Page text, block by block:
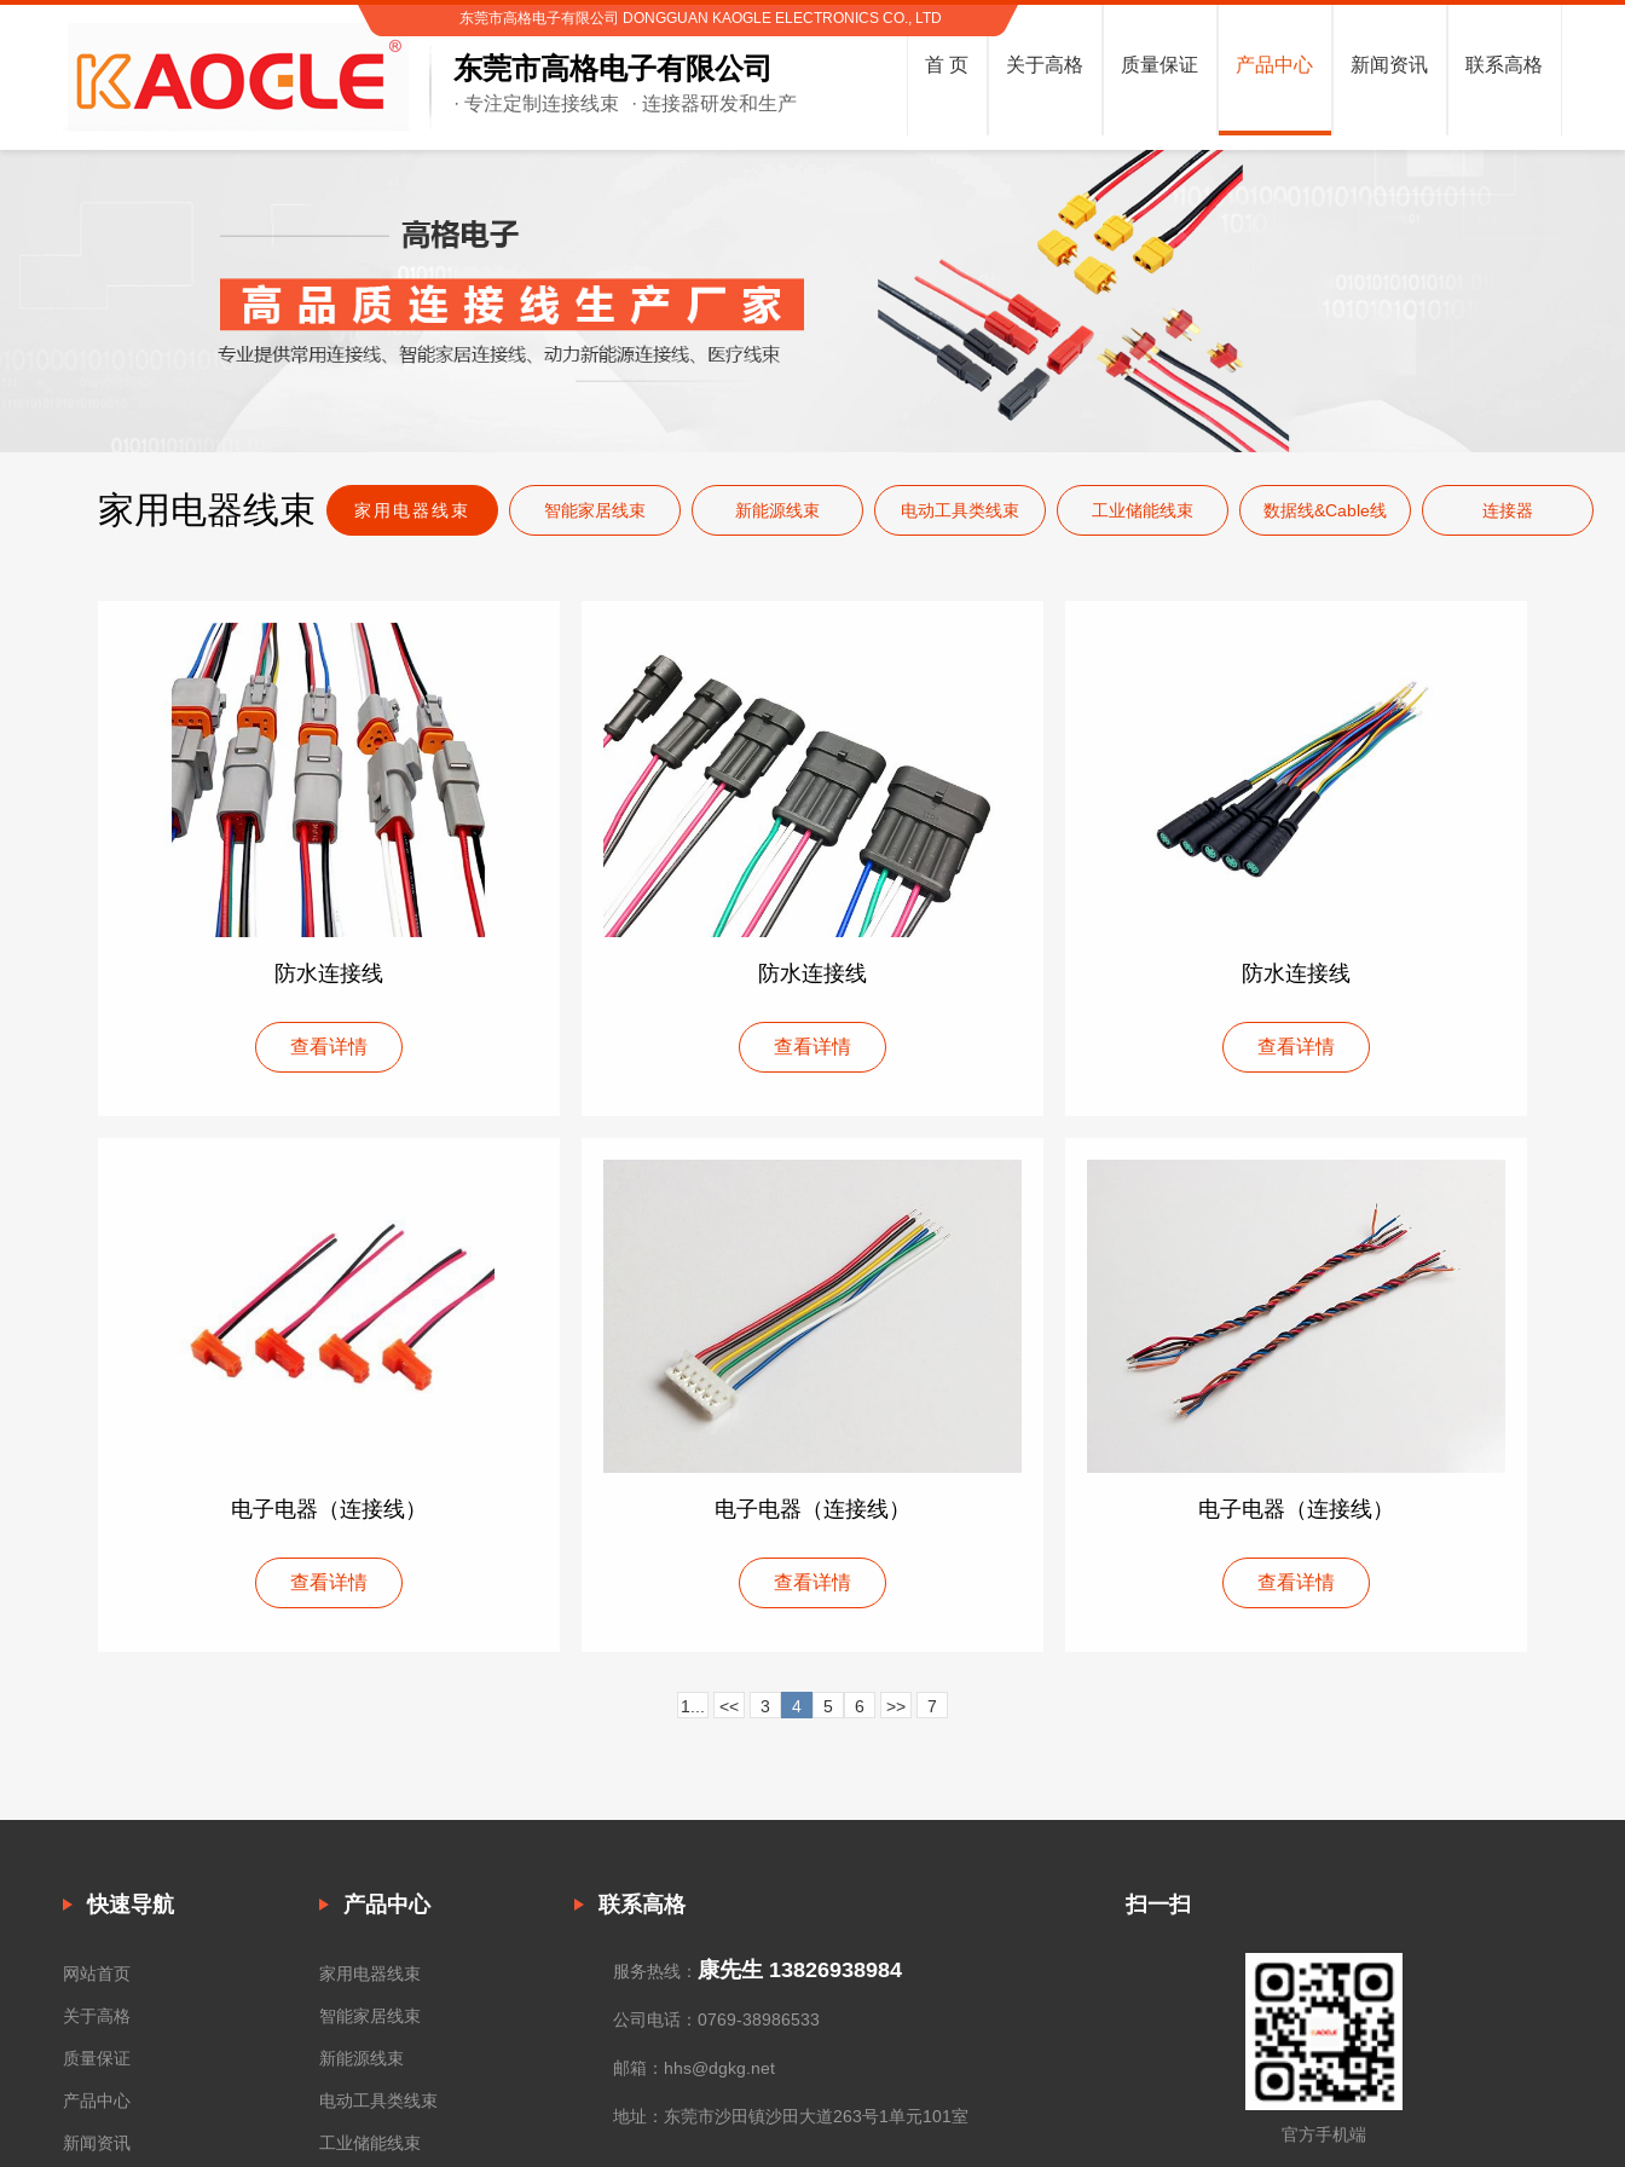
东莞市高格电子有限公司
· 专注定制连接线束 · 连接器研发和生产
东莞市高格电子有限公司 DONGGUAN KAOGLE ELECTRONICS CO., LTD
首 页 关于高格 质量保证 产品中心 新闻资讯 联系高格
家用电器线束 家用电器线束 智能家居线束 新能源线束 电动工具类线束 工业储能线束 数据线&Cable线 连接器
防水连接线
查看详情
防水连接线
查看详情
防水连接线
查看详情
电子电器（连接线）
查看详情
电子电器（连接线）
查看详情
电子电器（连接线）
查看详情
1... << 3 4 5 6 >> 7
快速导航
网站首页
关于高格
质量保证
产品中心
新闻资讯
产品中心
家用电器线束
智能家居线束
新能源线束
电动工具类线束
工业储能线束
联系高格
服务热线： 康先生 13826938984
公司电话：0769-38986533
邮箱：hhs@dgkg.net
地址：东莞市沙田镇沙田大道263号1单元101室
扫一扫
官方手机端